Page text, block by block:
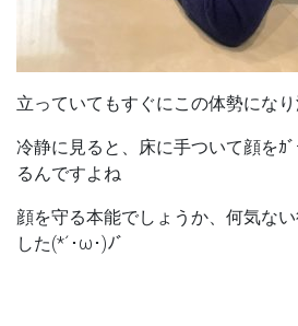
立っていてもすぐにこの体勢にな
冷静に見ると、床に手ついて顔をｶ
るんですよね
顔を守る本能でしょうか、何気な
した(*´･ω･)ﾉﾞ